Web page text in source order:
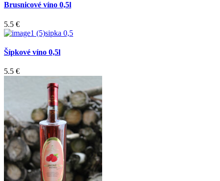
Brusnicové víno 0,5l
5.5 €
Šípkové víno 0,5l
5.5 €